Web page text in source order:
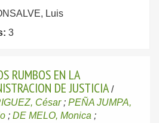
Luis
3
RUMBOS EN LA
DE JUSTICIA /
César; PEÑA JUMPA,
; DE MELO, Monica ;